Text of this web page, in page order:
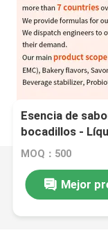
Esencia de
bocadillos -
MOQ：500
Mejor